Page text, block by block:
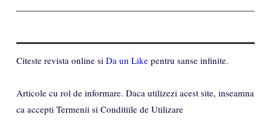
Citeste revista online si Da un Like pentru sanse infinite.
Articole cu rol de informare. Daca utilizezi acest site, inseamna
ca accepti Termenii si Conditiile de Utilizare